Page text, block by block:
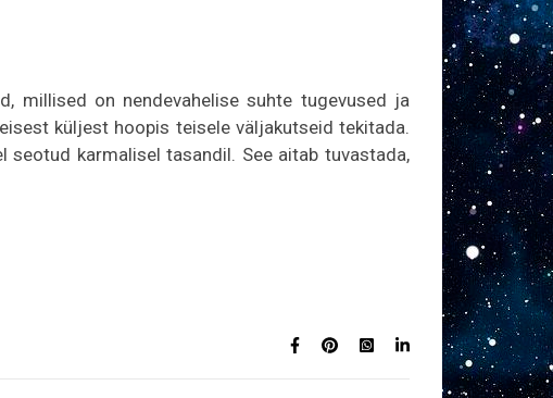
millised on nendevahelise suhte tugevused ja
küljest hoopis teisele väljakutseid tekitada.
seotud karmalisel tasandil. See aitab tuvastada,